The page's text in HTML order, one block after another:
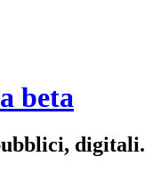
beta
digitali.